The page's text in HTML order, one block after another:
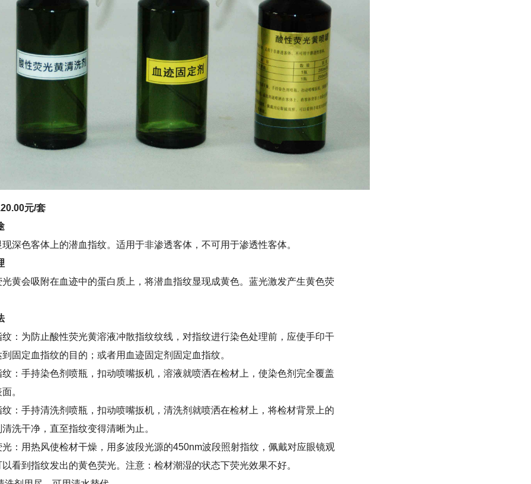
元/套
深色客体上的潜血指纹。适用于非渗透客体，不可用于渗透性客体。
光黄会吸附在血迹中的蛋白质上，将潜血指纹显现成黄色。蓝光激发产生黄色荧
纹：为防止酸性荧光黄溶液冲散指纹纹线，对指纹进行染色处理前，应使手印干
固定血指纹的目的；或者用血迹固定剂固定血指纹。
纹：手持染色剂喷瓶，扣动喷嘴扳机，溶液就喷洒在检材上，使染色剂完全覆盖
。
纹：手持清洗剂喷瓶，扣动喷嘴扳机，清洗剂就喷洒在检材上，将检材背景上的
洗干净，直至指纹变得清晰为止。
光：用热风使检材干燥，用多波段光源的450nm波段照射指纹，佩戴对应眼镜观
看到指纹发出的黄色荧光。注意：检材潮湿的状态下荧光效果不好。